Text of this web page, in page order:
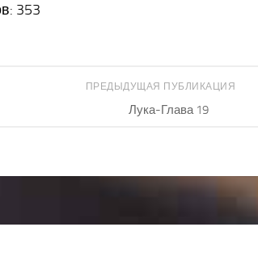
353
ПРЕДЫДУЩАЯ ПУБЛИКАЦИЯ
Лука-Глава 19